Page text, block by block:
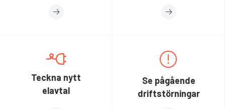
Teckna nytt
elavtal
Se pågående
driftstörningar